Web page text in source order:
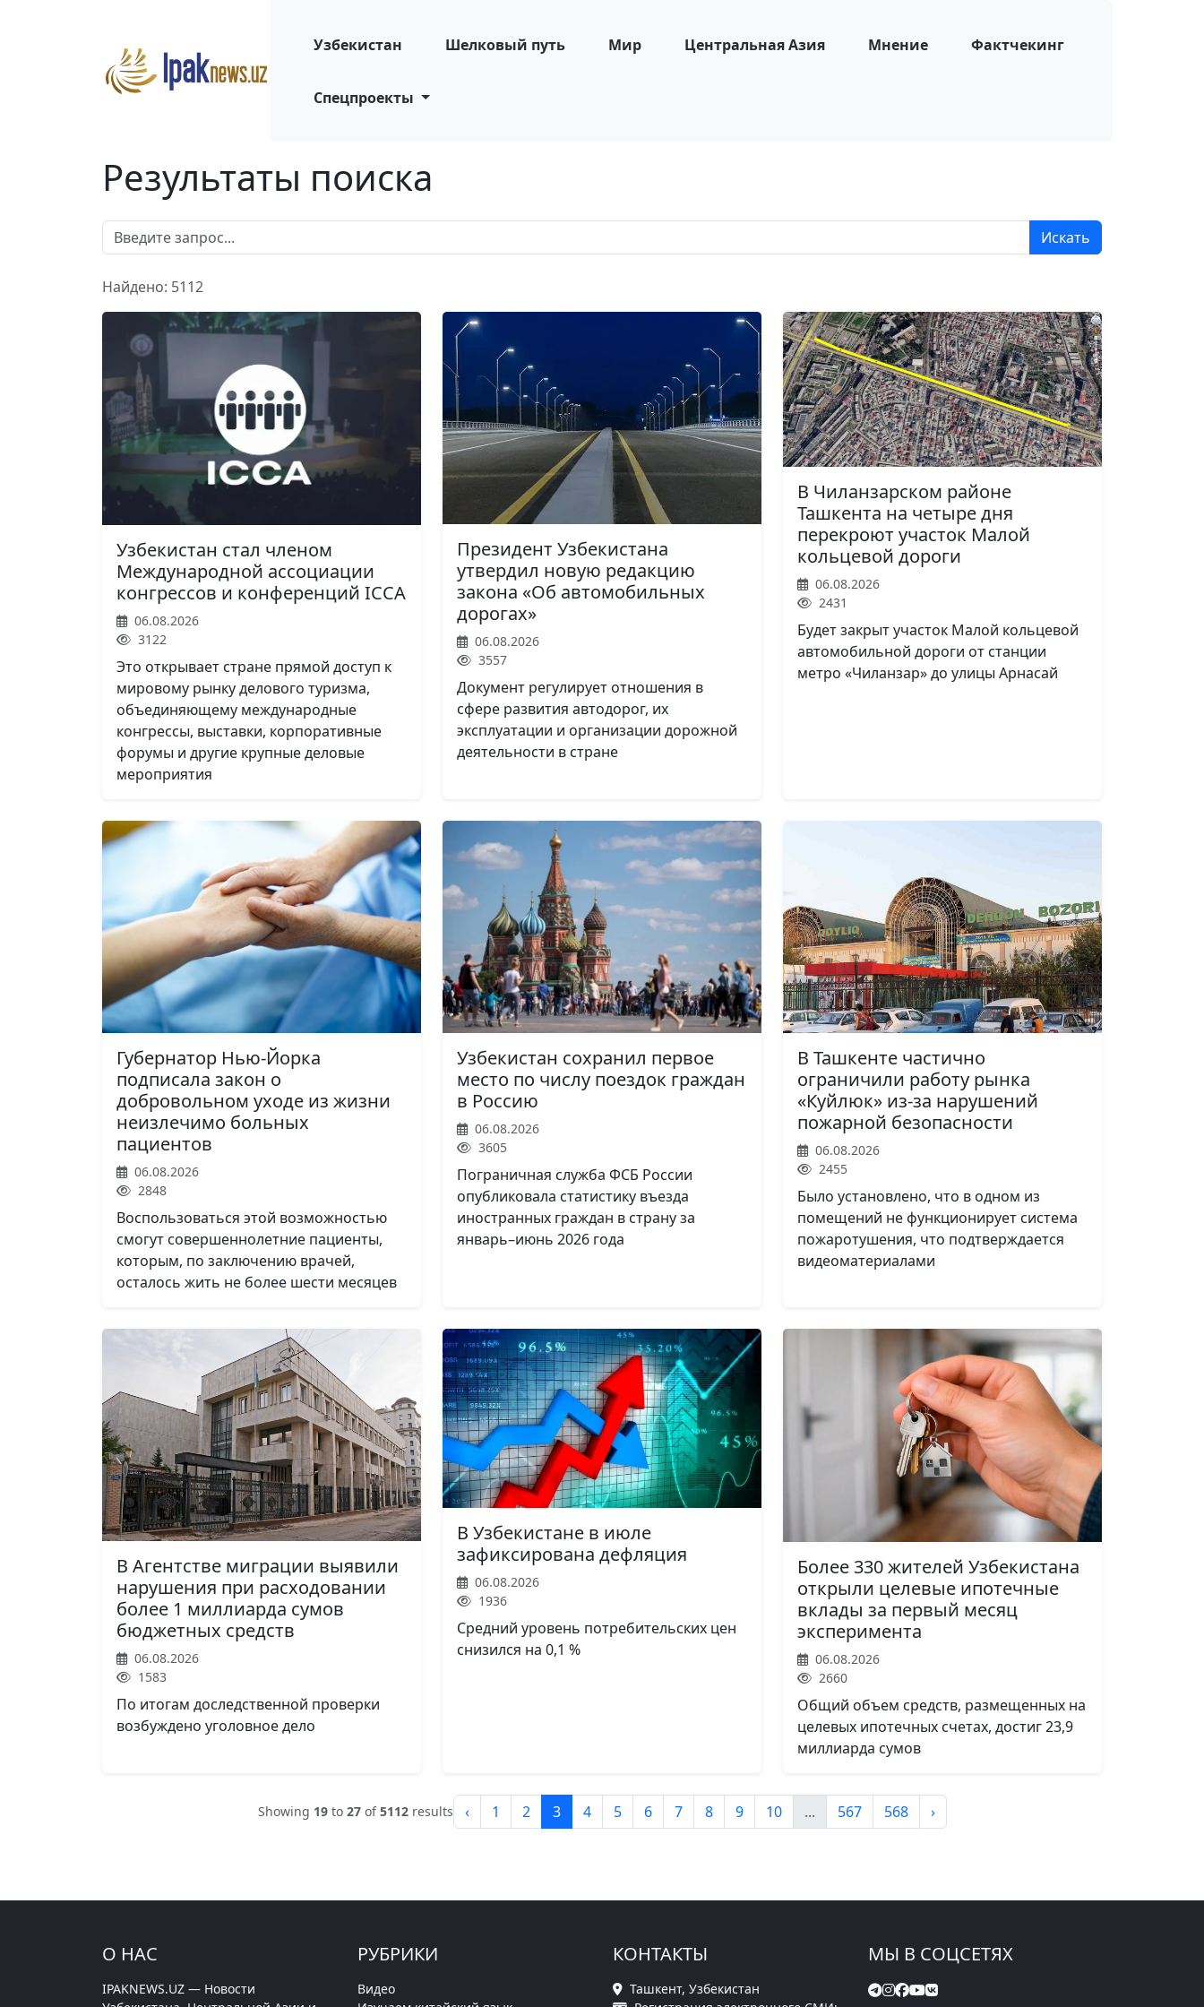
Узбекистан Шелковый путь Мир Центральная Азия Мнение Фактчекинг
Спецпроекты
Результаты поиска
Искать
Найдено: 5112
Узбекистан стал членом
Международной ассоциации
конгрессов и конференций ICCA
06.08.2026
3122
Это открывает стране прямой доступ к
мировому рынку делового туризма,
объединяющему международные
конгрессы, выставки, корпоративные
форумы и другие крупные деловые
мероприятия
Президент Узбекистана
утвердил новую редакцию
закона «Об автомобильных
дорогах»
06.08.2026
3557
Документ регулирует отношения в
сфере развития автодорог, их
эксплуатации и организации дорожной
деятельности в стране
В Чиланзарском районе
Ташкента на четыре дня
перекроют участок Малой
кольцевой дороги
06.08.2026
2431
Будет закрыт участок Малой кольцевой
автомобильной дороги от станции
метро «Чиланзар» до улицы Арнасай
Губернатор Нью-Йорка
подписала закон о
добровольном уходе из жизни
неизлечимо больных
пациентов
06.08.2026
2848
Воспользоваться этой возможностью
смогут совершеннолетние пациенты,
которым, по заключению врачей,
осталось жить не более шести месяцев
Узбекистан сохранил первое
место по числу поездок граждан
в Россию
06.08.2026
3605
Пограничная служба ФСБ России
опубликовала статистику въезда
иностранных граждан в страну за
январь–июнь 2026 года
В Ташкенте частично
ограничили работу рынка
«Куйлюк» из-за нарушений
пожарной безопасности
06.08.2026
2455
Было установлено, что в одном из
помещений не функционирует система
пожаротушения, что подтверждается
видеоматериалами
В Агентстве миграции выявили
нарушения при расходовании
более 1 миллиарда сумов
бюджетных средств
06.08.2026
1583
По итогам доследственной проверки
возбуждено уголовное дело
В Узбекистане в июле
зафиксирована дефляция
06.08.2026
1936
Средний уровень потребительских цен
снизился на 0,1 %
Более 330 жителей Узбекистана
открыли целевые ипотечные
вклады за первый месяц
эксперимента
06.08.2026
2660
Общий объем средств, размещенных на
целевых ипотечных счетах, достиг 23,9
миллиарда сумов
Showing 19to 27of5112results ‹ 1 2 3 4 5 6 7 8 9 10 ... 567 568 ›
О НАС
IPAKNEWS.UZ — Новости
РУБРИКИ
Видео
КОНТАКТЫ
Ташкент, Узбекистан
МЫ В СОЦСЕТЯХ